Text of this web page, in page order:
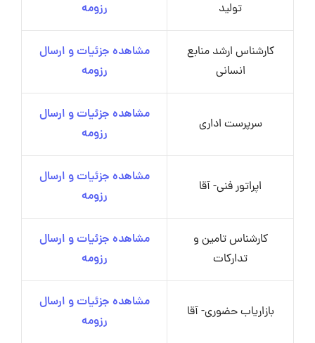
تولید
رزومه
کارشناس ارشد منابع
انسانی
مشاهده جزئیات و ارسال
رزومه
سرپرست اداری
مشاهده جزئیات و ارسال
رزومه
اپراتور فنی- آقا
مشاهده جزئیات و ارسال
رزومه
کارشناس تامین و
تدارکات
مشاهده جزئیات و ارسال
رزومه
بازاریاب حضوری- آقا
مشاهده جزئیات و ارسال
رزومه